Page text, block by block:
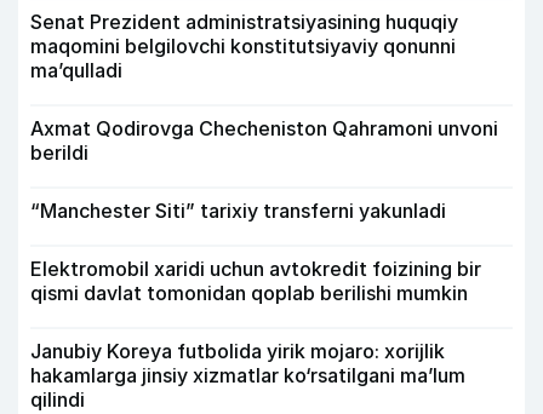
Senat Prezident administratsiyasining huquqiy
maqomini belgilovchi konstitutsiyaviy qonunni
ma’qulladi
Axmat Qodirovga Checheniston Qahramoni unvoni
berildi
“Manchester Siti” tarixiy transferni yakunladi
Elektromobil xaridi uchun avtokredit foizining bir
qismi davlat tomonidan qoplab berilishi mumkin
Janubiy Koreya futbolida yirik mojaro: xorijlik
hakamlarga jinsiy xizmatlar ko‘rsatilgani ma’lum
qilindi